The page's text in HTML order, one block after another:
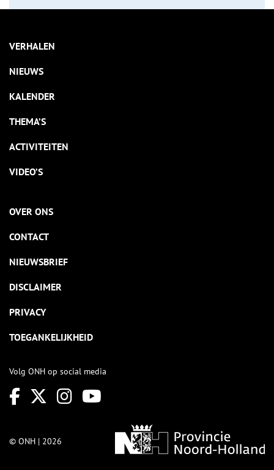
VERHALEN
NIEUWS
KALENDER
THEMA’S
ACTIVITEITEN
VIDEO’S
OVER ONS
CONTACT
NIEUWSBRIEF
DISCLAIMER
PRIVACY
TOEGANKELIJKHEID
Volg ONH op social media
© ONH | 2026